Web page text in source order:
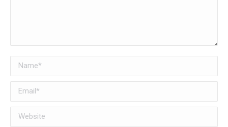
Name *
Email *
Website